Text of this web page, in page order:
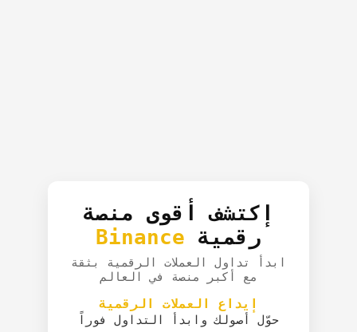
إكتشف أقوى منصة
رقمية Binance
ابدأ تداول العملات الرقمية بثقة
مع أكبر منصة في العالم
إيداع العملات الرقمية
حوّل أصولك وابدأ التداول فوراً